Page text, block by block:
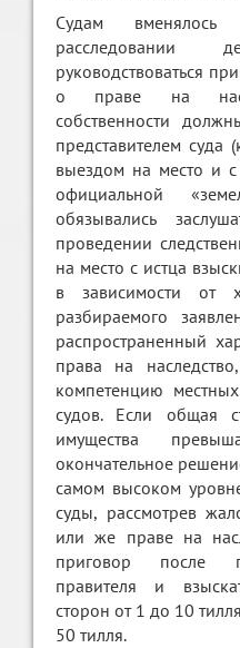
Судам
руководствоваться
о праве на
собственности
представителем суда
выездом на место и
официальной
обязывались
проведении
на место с истца
в зависимости от
разбираемого
распространенный
права на
компетенцию
судов. Если общая
имущества
окончательное
самом высоком
суды, рассмотрев
или же праве на
приговор после
правителя и
сторон от 1 до 10
50 тилля.